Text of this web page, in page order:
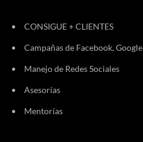
CONSIGUE + CLIENTES
Campañas de Facebook, Google
Manejo de Redes Sociales
Asesorías
Mentorías